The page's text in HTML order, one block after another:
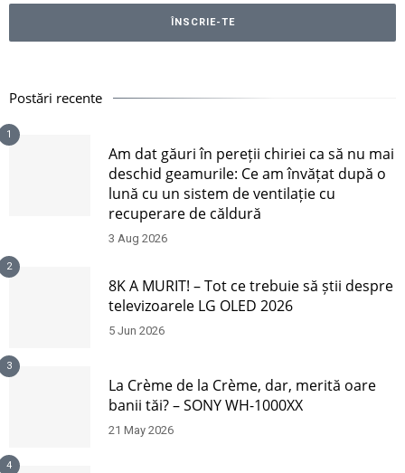
Postări recente
1
Am dat găuri în pereții chiriei ca să nu mai
deschid geamurile: Ce am învățat după o
lună cu un sistem de ventilație cu
recuperare de căldură
3 Aug 2026
2
8K A MURIT! – Tot ce trebuie să știi despre
televizoarele LG OLED 2026
5 Jun 2026
3
La Crème de la Crème, dar, merită oare
banii tăi? – SONY WH-1000XX
21 May 2026
4